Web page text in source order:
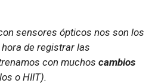
sensores ópticos nos son los
de registrar las
con muchoscambios
o HIIT).